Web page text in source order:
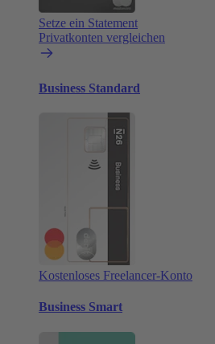
Setze ein Statement
Privatkonten vergleichen
Business Standard
Kostenloses Freelancer-Konto
Business Smart